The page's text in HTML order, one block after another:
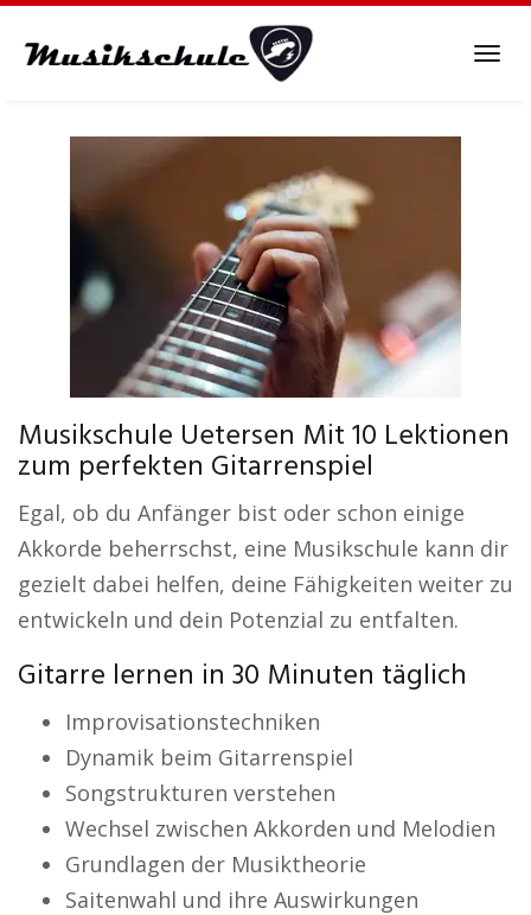
Musikschule Uetersen Mit 10 Lektionen
zum perfekten Gitarrenspiel
Egal, ob du Anfänger bist oder schon einige
Akkorde beherrschst, eine Musikschule kann dir
gezielt dabei helfen, deine Fähigkeiten weiter zu
entwickeln und dein Potenzial zu entfalten.
Gitarre lernen in 30 Minuten täglich
Improvisationstechniken
Dynamik beim Gitarrenspiel
Songstrukturen verstehen
Wechsel zwischen Akkorden und Melodien
Grundlagen der Musiktheorie
Saitenwahl und ihre Auswirkungen